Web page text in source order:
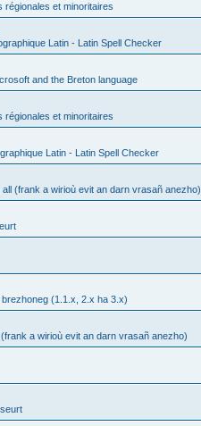
régionales et minoritaires
Latin - Latin Spell Checker
and the Breton language
régionales et minoritaires
Latin - Latin Spell Checker
(frank a wirioù evit an darn vrasañ anezho)
(1.1.x, 2.x ha 3.x)
a wirioù evit an darn vrasañ anezho)